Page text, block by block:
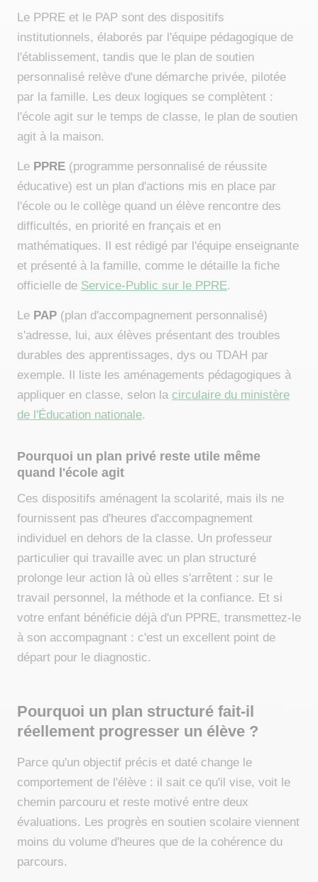
Le PPRE et le PAP sont des dispositifs
institutionnels, élaborés par l'équipe pédagogique de
l'établissement, tandis que le plan de soutien
personnalisé relève d'une démarche privée, pilotée
par la famille. Les deux logiques se complètent :
l'école agit sur le temps de classe, le plan de soutien
agit à la maison.
Le PPRE (programme personnalisé de réussite
éducative) est un plan d'actions mis en place par
l'école ou le collège quand un élève rencontre des
difficultés, en priorité en français et en
mathématiques. Il est rédigé par l'équipe enseignante
et présenté à la famille, comme le détaille la fiche
officielle de Service-Public sur le PPRE.
Le PAP (plan d'accompagnement personnalisé)
s'adresse, lui, aux élèves présentant des troubles
durables des apprentissages, dys ou TDAH par
exemple. Il liste les aménagements pédagogiques à
appliquer en classe, selon la circulaire du ministère
de l'Éducation nationale.
Pourquoi un plan privé reste utile même
quand l'école agit
Ces dispositifs aménagent la scolarité, mais ils ne
fournissent pas d'heures d'accompagnement
individuel en dehors de la classe. Un professeur
particulier qui travaille avec un plan structuré
prolonge leur action là où elles s'arrêtent : sur le
travail personnel, la méthode et la confiance. Et si
votre enfant bénéficie déjà d'un PPRE, transmettez-le
à son accompagnant : c'est un excellent point de
départ pour le diagnostic.
Pourquoi un plan structuré fait-il
réellement progresser un élève ?
Parce qu'un objectif précis et daté change le
comportement de l'élève : il sait ce qu'il vise, voit le
chemin parcouru et reste motivé entre deux
évaluations. Les progrès en soutien scolaire viennent
moins du volume d'heures que de la cohérence du
parcours.